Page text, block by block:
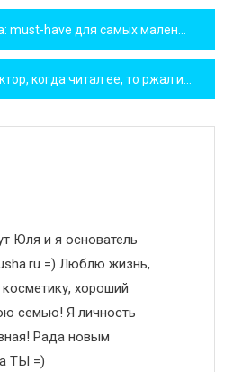
have для самых маленьких
Юля и я основатель
=) Люблю жизнь,
хороший
семью! Я личность
Рада новым
ТЫ =)